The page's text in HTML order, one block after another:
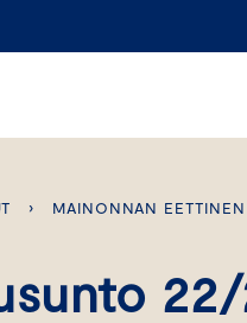
› MAINONNAN